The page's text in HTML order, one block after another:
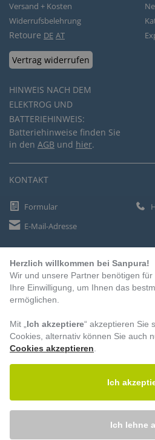
Versand + Kosten
Widerrufsbelehrung
Retoure DE AT
Vertrag widerrufen
HINWEIS NACH DEM
ELEKTROG UND
BATTERIEHINWEIS:
Batteriehinweise finden Sie
in den AGB und hier.
KONTAKT
Formular
E-Mail-Adresse
ZAHLUNGSARTEN
BESUCHEN SIE UNS
Herzlich willkommen bei Sanpura!
Wir und unsere Partner benötigen
Ihre Einwilligung, um Ihnen das
ermöglichen.
Mit „ Ich akzeptiere“ akzeptieren Sie
Cookies, alternativ können Sie auch
Cookies akzeptieren
Ich
Ich lehne